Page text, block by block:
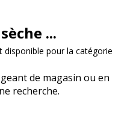
sèche ...
disponible pour la catégorie
de magasin ou en
recherche.